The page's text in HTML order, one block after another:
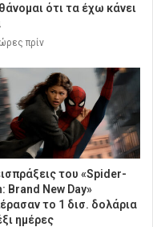
ότι τα έχω κάνει
πρίν
του «Spider-
Brand New Day»
το 1 δισ. δολάρια
ημέρες